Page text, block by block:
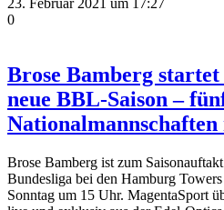
23. Februar 2021 um 17:27
0
Brose Bamberg
neue BBL-Saison –
Brose Bamberg ist zum
Bundesliga bei den Hamburg
Sonntag um 15 Uhr. MagentaSport